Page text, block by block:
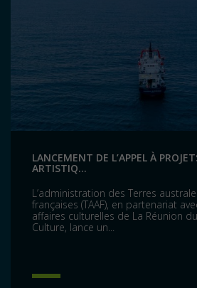
LANCEMENT DE L’APPEL À
ARTISTIQ...
L’administration des Terres
françaises (TAAF), en partenariat
affaires culturelles de La Réunion
Culture, lance un...